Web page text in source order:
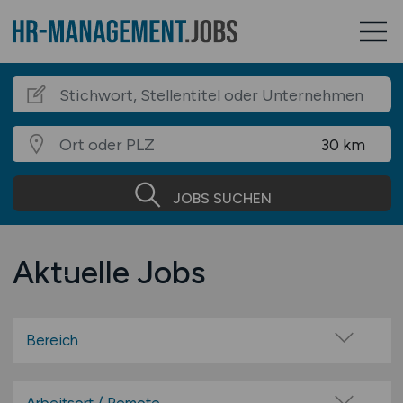
JOBS SUCHEN
Aktuelle Jobs
Bereich